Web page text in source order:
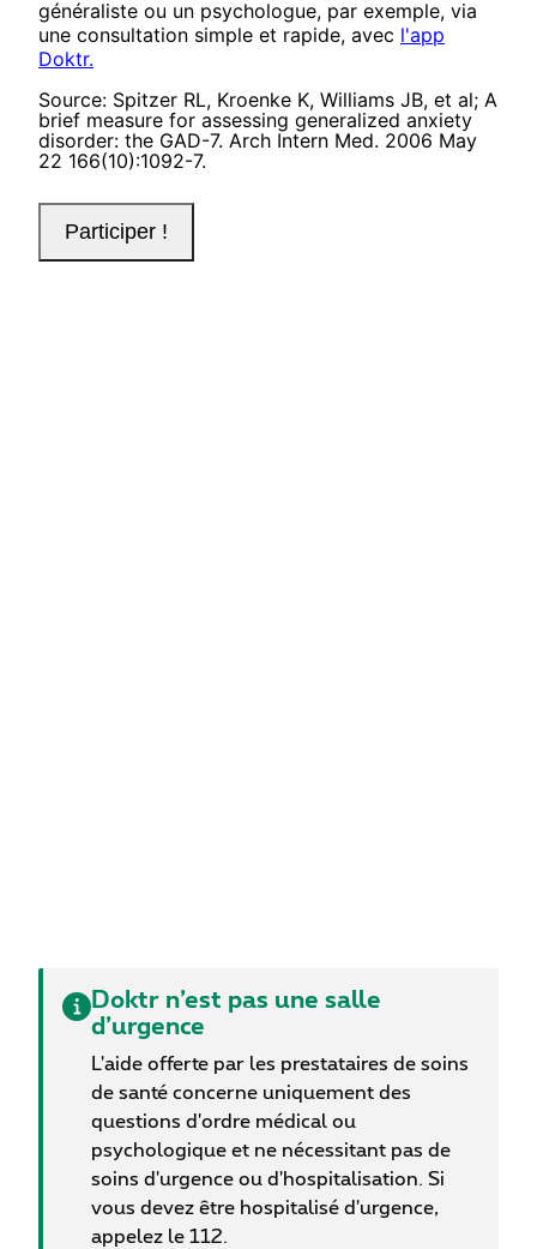
Doktr n’est pas une salle
d’urgence
L'aide offerte par les prestataires de soins
de santé concerne uniquement des
questions d'ordre médical ou
psychologique et ne nécessitant pas de
soins d'urgence ou d'hospitalisation. Si
vous devez être hospitalisé d'urgence,
appelez le 112.